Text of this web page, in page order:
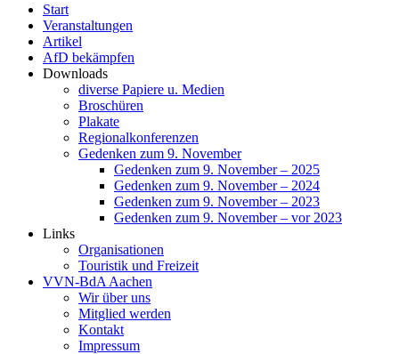
Start
Veranstaltungen
Artikel
AfD bekämpfen
Downloads
diverse Papiere u. Medien
Broschüren
Plakate
Regionalkonferenzen
Gedenken zum 9. November
Gedenken zum 9. November – 2025
Gedenken zum 9. November – 2024
Gedenken zum 9. November – 2023
Gedenken zum 9. November – vor 2023
Links
Organisationen
Touristik und Freizeit
VVN-BdA Aachen
Wir über uns
Mitglied werden
Kontakt
Impressum